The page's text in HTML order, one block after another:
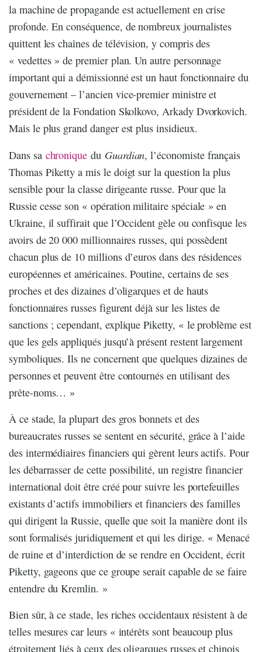
la machine de propagande est actuellement en crise
profonde. En conséquence, de nombreux journalistes
quittent les chaînes de télévision, y compris des
« vedettes » de premier plan. Un autre personnage
important qui a démissionné est un haut fonctionnaire du
gouvernement – l’ancien vice-premier ministre et
président de la Fondation Skolkovo, Arkady Dvorkovich.
Mais le plus grand danger est plus insidieux.
Dans sa chronique du Guardian, l’économiste français
Thomas Piketty a mis le doigt sur la question la plus
sensible pour la classe dirigeante russe. Pour que la
Russie cesse son « opération militaire spéciale » en
Ukraine, il suffirait que l’Occident gèle ou confisque les
avoirs de 20 000 millionnaires russes, qui possèdent
chacun plus de 10 millions d’euros dans des résidences
européennes et américaines. Poutine, certains de ses
proches et des dizaines d’oligarques et de hauts
fonctionnaires russes figurent déjà sur les listes de
sanctions ; cependant, explique Piketty, « le problème est
que les gels appliqués jusqu’à présent restent largement
symboliques. Ils ne concernent que quelques dizaines de
personnes et peuvent être contournés en utilisant des
prête-noms… »
À ce stade, la plupart des gros bonnets et des
bureaucrates russes se sentent en sécurité, grâce à l’aide
des intermédiaires financiers qui gèrent leurs actifs. Pour
les débarrasser de cette possibilité, un registre financier
international doit être créé pour suivre les portefeuilles
existants d’actifs immobiliers et financiers des familles
qui dirigent la Russie, quelle que soit la manière dont ils
sont formalisés juridiquement et qui les dirige. « Menacé
de ruine et d’interdiction de se rendre en Occident, écrit
Piketty, gageons que ce groupe serait capable de se faire
entendre du Kremlin. »
Bien sûr, à ce stade, les riches occidentaux résistent à de
telles mesures car leurs « intérêts sont beaucoup plus
étroitement liés à ceux des oligarques russes et chinois